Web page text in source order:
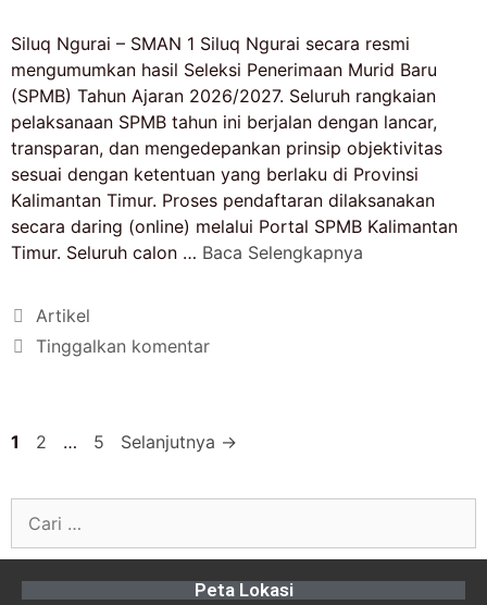
Siluq Ngurai – SMAN 1 Siluq Ngurai secara resmi
mengumumkan hasil Seleksi Penerimaan Murid Baru
(SPMB) Tahun Ajaran 2026/2027. Seluruh rangkaian
pelaksanaan SPMB tahun ini berjalan dengan lancar,
transparan, dan mengedepankan prinsip objektivitas
sesuai dengan ketentuan yang berlaku di Provinsi
Kalimantan Timur. Proses pendaftaran dilaksanakan
secara daring (online) melalui Portal SPMB Kalimantan
Timur. Seluruh calon … Baca Selengkapnya
Artikel
Tinggalkan komentar
1 2 … 5 Selanjutnya →
Peta Lokasi